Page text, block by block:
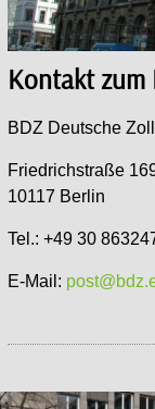
Kontakt zum
BDZ Deutsche
Friedrichstraße
10117 Berlin
Tel.: +49 30
E-Mail: